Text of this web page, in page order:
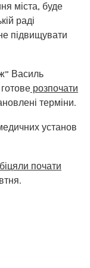
міста, буде
раді
підвищувати
Василь
розпочати
терміни.
установ
почати